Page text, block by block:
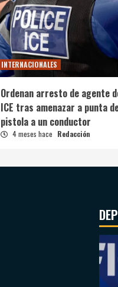
INTERNACIONALES
Ordenan arresto de agente
ICE tras amenazar a punta
pistola a un conductor
4 meses hace Redacción